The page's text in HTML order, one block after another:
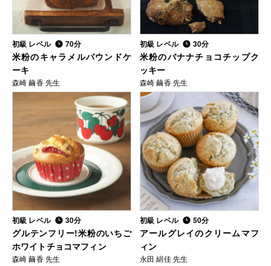
初級 レベル 70分
米粉のキャラメルパウンドケ
ーキ
森崎 繭香 先生
初級 レベル 30分
米粉のバナナチョコチップク
ッキー
森崎 繭香 先生
初級 レベル 30分
グルテンフリー!米粉のいちご
ホワイトチョコマフィン
森崎 繭香 先生
初級 レベル 50分
アールグレイのクリームマフ
ィン
永田 絹佳 先生